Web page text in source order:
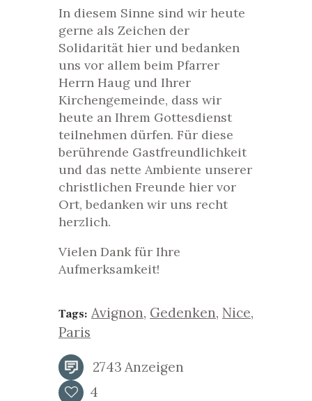
In diesem Sinne sind wir heute
gerne als Zeichen der
Solidarität hier und bedanken
uns vor allem beim Pfarrer
Herrn Haug und Ihrer
Kirchengemeinde, dass wir
heute an Ihrem Gottesdienst
teilnehmen dürfen. Für diese
berührende Gastfreundlichkeit
und das nette Ambiente unserer
christlichen Freunde hier vor
Ort, bedanken wir uns recht
herzlich.
Vielen Dank für Ihre
Aufmerksamkeit!
Tags: Avignon, Gedenken, Nice,
Paris
2743 Anzeigen
4